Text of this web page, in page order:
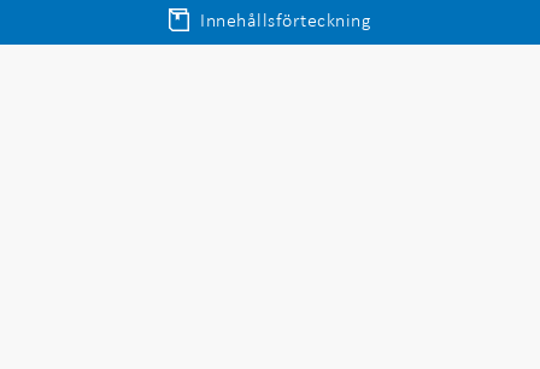
Innehållsförteckning